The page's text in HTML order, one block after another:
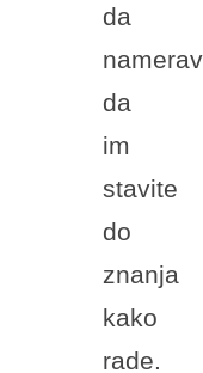
da
da
im
stavite
do
znanja
kako
rade.